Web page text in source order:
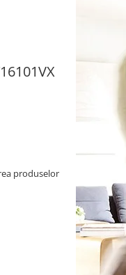
produselor